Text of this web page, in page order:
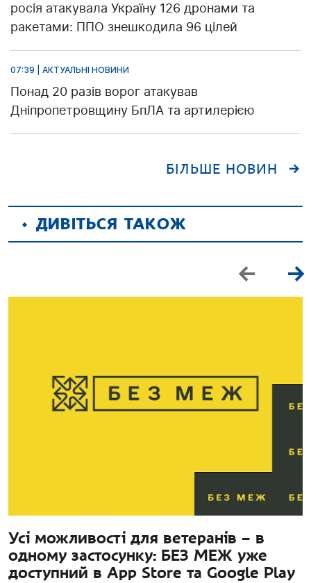
росія атакувала Україну 126 дронами та
ракетами: ППО знешкодила 96 цілей
07:39 | АКТУАЛЬНІ НОВИНИ
Понад 20 разів ворог атакував
Дніпропетровщину БпЛА та артилерією
БІЛЬШЕ НОВИН
ДИВІТЬСЯ ТАКОЖ
Усі можливості для ветеранів – в
одному застосунку: БЕЗ МЕЖ уже
доступний в App Store та Google Play